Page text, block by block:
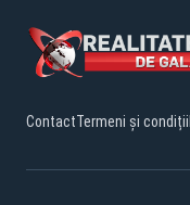
ContactTermeni și condiții